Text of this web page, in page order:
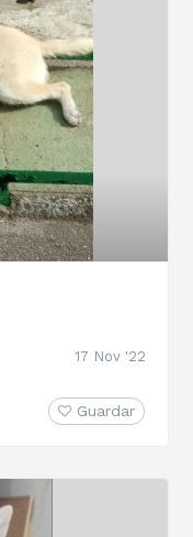
17 Nov '22
Guardar